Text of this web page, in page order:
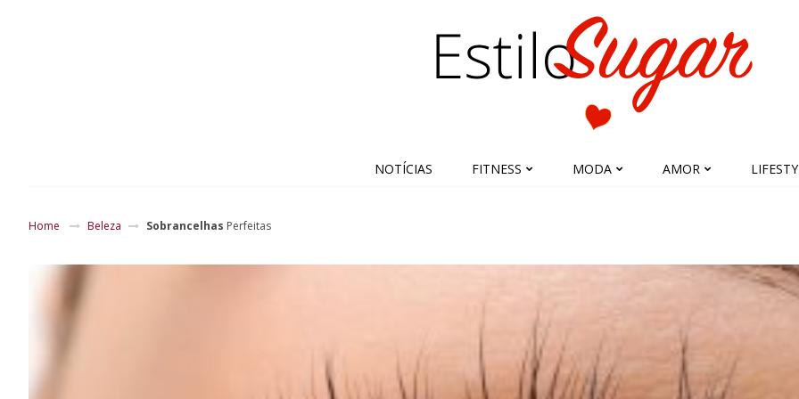
NOTÍCIAS FITNESS MODA AMOR
Home Beleza Sobrancelhas Perfeitas